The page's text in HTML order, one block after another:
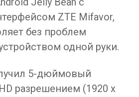
ZTE Mifavor,
без проблем
одной руки.
5-дюймовый
разрешением (1920 x